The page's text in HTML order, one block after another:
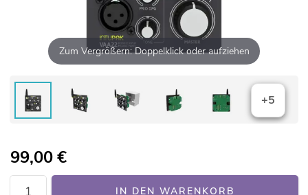
Zum Vergrößern: Doppelklick oder aufziehen
+5
99,00€
IN DEN WARENKORB